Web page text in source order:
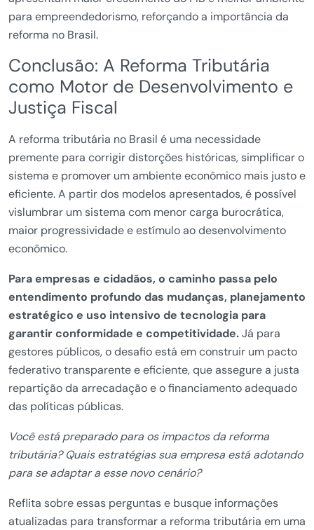
para empreendedorismo, reforçando a importância da
reforma no Brasil.
Conclusão: A Reforma Tributária
como Motor de Desenvolvimento e
Justiça Fiscal
A reforma tributária no Brasil é uma necessidade
premente para corrigir distorções históricas, simplificar o
sistema e promover um ambiente econômico mais justo e
eficiente. A partir dos modelos apresentados, é possível
vislumbrar um sistema com menor carga burocrática,
maior progressividade e estímulo ao desenvolvimento
econômico.
Para empresas e cidadãos, o caminho passa pelo
entendimento profundo das mudanças, planejamento
estratégico e uso intensivo de tecnologia para
garantir conformidade e competitividade.Já para
gestores públicos, o desafio está em construir um pacto
federativo transparente e eficiente, que assegure a justa
repartição da arrecadação e o financiamento adequado
das políticas públicas.
Você está preparado para os impactos da reforma
tributária? Quais estratégias sua empresa está adotando
para se adaptar a esse novo cenário?
Reflita sobre essas perguntas e busque informações
atualizadas para transformar a reforma tributária em uma